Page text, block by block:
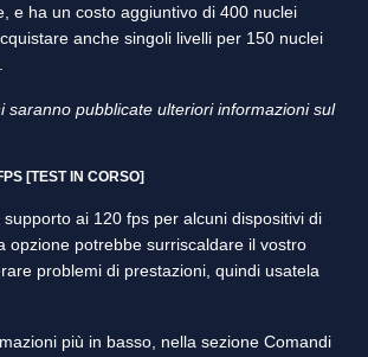
e ha un costo aggiuntivo di 400 nuclei
anche singoli livelli per 150 nuclei
saranno pubblicate ulteriori informazioni sul
[TEST IN CORSO]
ai 120 fps per alcuni dispositivi di
opzione potrebbe surriscaldare il vostro
problemi di prestazioni, quindi usatela
più in basso, nella sezione Comandi